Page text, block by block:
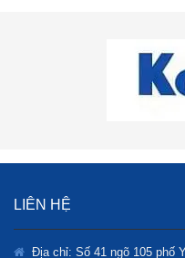
LIÊN HỆ
Địa chỉ: Số 41 ngõ 105 phố